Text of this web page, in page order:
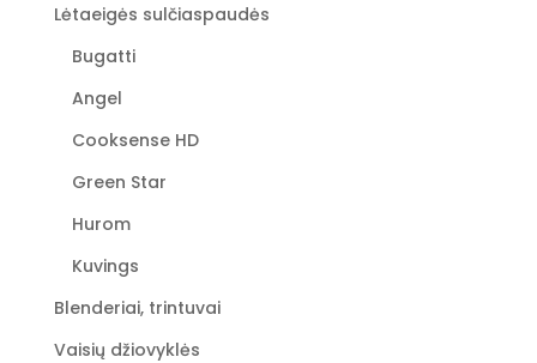
Lėtaeigės sulčiaspaudės
Bugatti
Angel
Cooksense HD
Green Star
Hurom
Kuvings
Blenderiai, trintuvai
Vaisių džiovyklės